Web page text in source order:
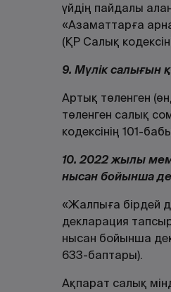
үйдің пайдалы
«Азаматтарға
(ҚР Салық
9. Мүлік салығын
Артық төленген
төленген салық
кодексінің 101-
10. 2022 жылы
нысан бойынша
«Жалпыға бірдей
декларация
нысан бойынша
633-баптары).
Ақпарат салық